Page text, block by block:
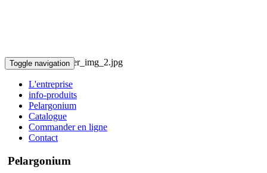
Toggle navigation
L'entreprise
info-produits
Pelargonium
Catalogue
Commander en ligne
Contact
Pelargonium